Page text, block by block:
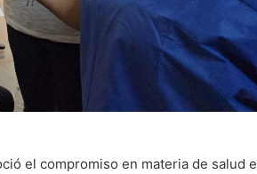
el compromiso en materia de salud